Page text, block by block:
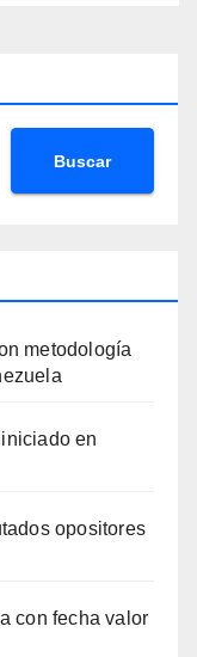
Buscar
metodología
en
opositores
con fecha valor